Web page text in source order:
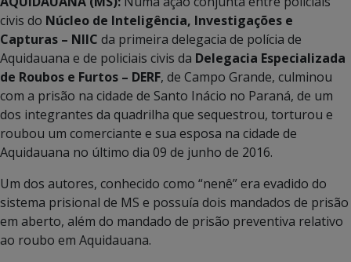
civis do Núcleo de Inteligência, Investigações e
Capturas – NIIC da primeira delegacia de polícia de
Aquidauana e de policiais civis da Delegacia Especializada
de Roubos e Furtos – DERF, de Campo Grande, culminou
com a prisão na cidade de Santo Inácio no Paraná, de um
dos integrantes da quadrilha que sequestrou, torturou e
roubou um comerciante e sua esposa na cidade de
Aquidauana no último dia 09 de junho de 2016.
Um dos autores, conhecido como “nenê” era evadido do
sistema prisional de MS e possuía dois mandados de prisão
em aberto, além do mandado de prisão preventiva relativo
ao roubo em Aquidauana.